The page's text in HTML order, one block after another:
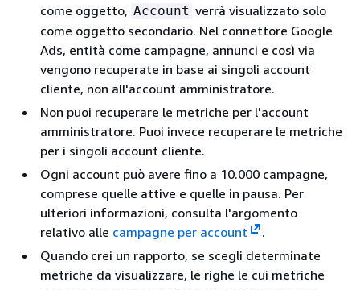
come oggetto, Account verrà visualizzato solo
come oggetto secondario. Nel connettore Google
Ads, entità come campagne, annunci e così via
vengono recuperate in base ai singoli account
cliente, non all'account amministratore.
Non puoi recuperare le metriche per l'account
amministratore. Puoi invece recuperare le metriche
per i singoli account cliente.
Ogni account può avere fino a 10.000 campagne,
comprese quelle attive e quelle in pausa. Per
ulteriori informazioni, consulta l'argomento
relativo alle campagne per account
.
Quando crei un rapporto, se scegli determinate
metriche da visualizzare, le righe le cui metriche